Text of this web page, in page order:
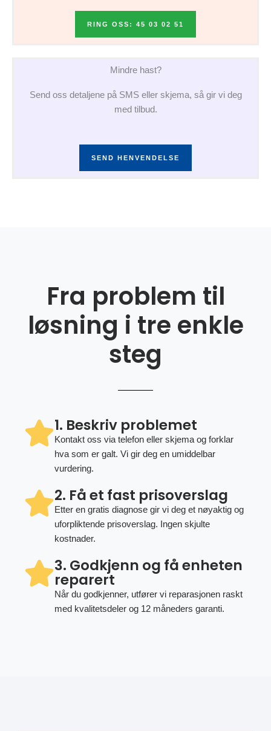
RING OSS: 45 03 02 51
Mindre hast?
Send oss detaljene på SMS eller skjema, så gir vi deg
med tilbud.
SEND HENVENDELSE
Fra problem til
løsning i tre enkle
steg
1. Beskriv problemet
Kontakt oss via telefon eller skjema og forklar
hva som er galt. Vi gir deg en umiddelbar
vurdering.
2. Få et fast prisoverslag
Etter en gratis diagnose gir vi deg et nøyaktig og
uforpliktende prisoverslag. Ingen skjulte
kostnader.
3. Godkjenn og få enheten
reparert
Når du godkjenner, utfører vi reparasjonen raskt
med kvalitetsdeler og 12 måneders garanti.